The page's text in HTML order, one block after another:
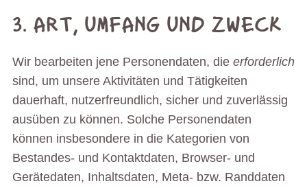
3. ART, UMFANG UND ZWECK
Wir bearbeiten jene Personendaten, die erforderlich
sind, um unsere Aktivitäten und Tätigkeiten
dauerhaft, nutzerfreundlich, sicher und zuverlässig
ausüben zu können. Solche Personendaten
können insbesondere in die Kategorien von
Bestandes- und Kontaktdaten, Browser- und
Gerätedaten, Inhaltsdaten, Meta- bzw. Randdaten